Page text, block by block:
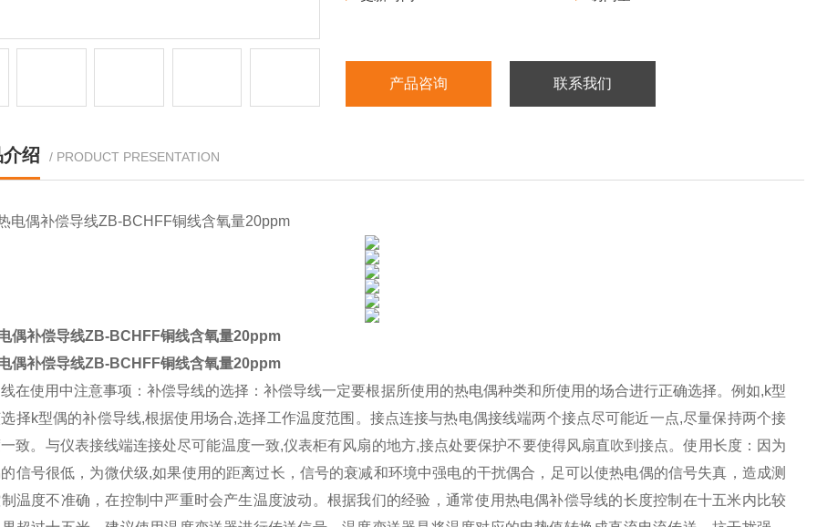
产品咨询 联系我们
绍 / PRODUCT PRESENTATION
偶补偿导线ZB-BCHFF铜线含氧量20ppm
偶补偿导线ZB-BCHFF铜线含氧量20ppm
在使用中注意事项：补偿导线的选择：补偿导线一定要根据所使用的热电偶种类和所使用的场合进行正确选择。例如,k型
择k型偶的补偿导线,根据使用场合,选择工作温度范围。接点连接与热电偶接线端两个接点尽可能近一点,尽量保持两个接
致。与仪表接线端连接处尽可能温度一致,仪表柜有风扇的地方,接点处要保护不要使得风扇直吹到接点。使用长度：因为
信号很低，为微伏级,如果使用的距离过长，信号的衰减和环境中强电的干扰偶合，足可以使热电偶的信号失真，造成测
温度不准确，在控制中严重时会产生温度波动。根据我们的经验，通常使用热电偶补偿导线的长度控制在十五米内比较